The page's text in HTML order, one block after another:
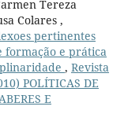
Tereza
Colares ,
pertinentes
formação e prática
, Revista
POLÍTICAS DE
E